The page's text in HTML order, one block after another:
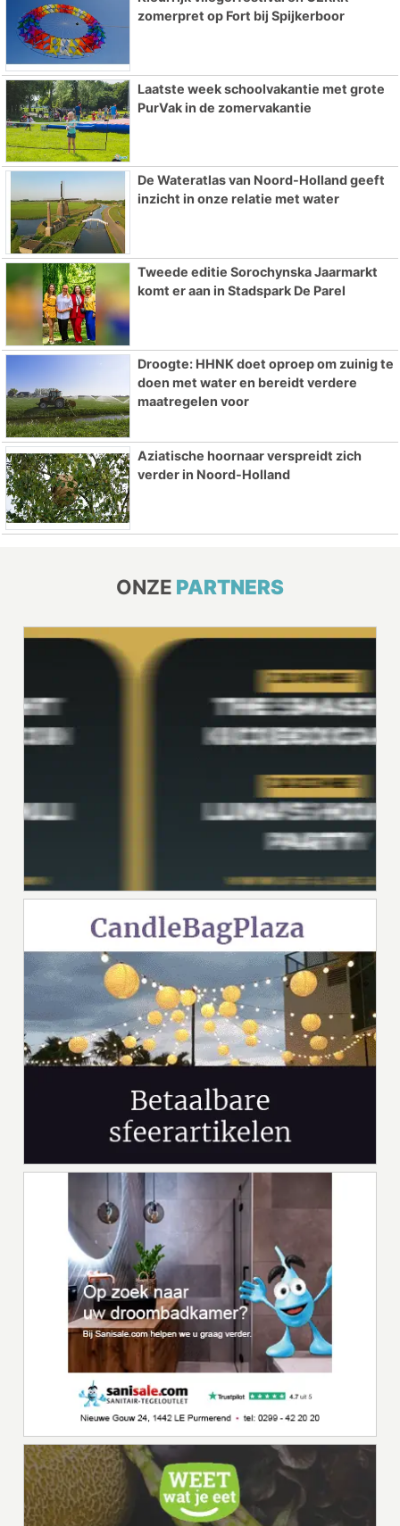
zomerpret op Fort bij Spijkerboor
Laatste week schoolvakantie met grote
PurVak in de zomervakantie
De Wateratlas van Noord-Holland geeft
inzicht in onze relatie met water
Tweede editie Sorochynska Jaarmarkt
komt er aan in Stadspark De Parel
Droogte: HHNK doet oproep om zuinig te
doen met water en bereidt verdere
maatregelen voor
Aziatische hoornaar verspreidt zich
verder in Noord-Holland
ONZE PARTNERS